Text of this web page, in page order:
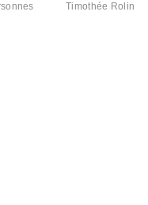
Timothée Rolin